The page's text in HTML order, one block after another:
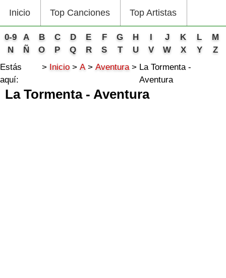
Inicio Top Canciones Top Artistas
0-9 A B C D E F G H I J K L
M
N
Ñ O P Q R S T U V W X Y
Z
Estás
aquí:
Inicio A Aventura
La Tormenta -
Aventura
La Tormenta - Aventura